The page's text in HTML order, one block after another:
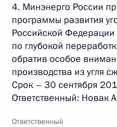
4. Минэнерго России
программы развития
Российской Федерации
по глубокой
обратив особое
производства из угля
Срок – 30 сентября
Ответственный: Новак
Ответственный